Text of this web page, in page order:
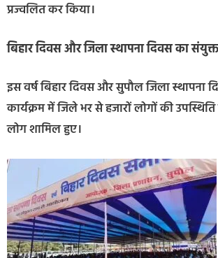
प्रज्वलित कर किया।
बिहार दिवस और जिला स्थापना दिवस का
इस वर्ष बिहार दिवस और सुपौल जिला
कार्यक्रम में जिले भर से हजारों लोगों की
लोग शामिल हुए।